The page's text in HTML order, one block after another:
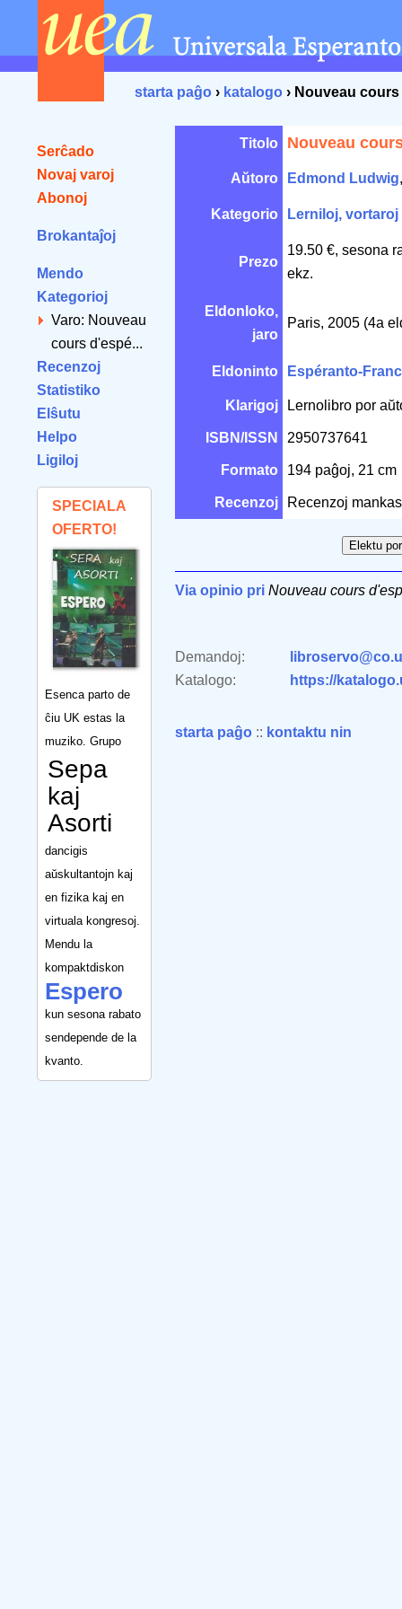
starta paĝo › katalogo › Nouveau
Serĉado
Novaj varoj
Abonoj
Brokantaĵoj
Mendo
Kategorioj
Varo: Nouveau
cours d'espé...
Recenzoj
Statistiko
Elŝutu
Helpo
Ligiloj
SPECIALA
OFERTO!
Esenca parto de
ĉiu UK estas la
muziko. Grupo
Sepa
kaj
Asorti
dancigis
aŭskultantojn kaj
en fizika kaj en
virtuala kongresoj.
Mendu la
kompaktdiskon
Espero
kun sesona rabato
sendepende de la
kvanto.
Titolo Nouveau
Aŭtoro Edmond Ludwig
Kategorio Lerniloj, vortaroj
Prezo
19.50 €, sesona
ekz.
Eldonloko,
jaro
Paris, 2005 (4a
Eldoninto Espéranto-
Klarigoj Lernolibro por
ISBN/ISSN 2950737641
Formato 194 paĝoj, 21 cm
Recenzoj Recenzoj
Via opinio pri Nouveau cours
Demandoj:
Katalogo:
https://
starta paĝo :: kontaktu nin